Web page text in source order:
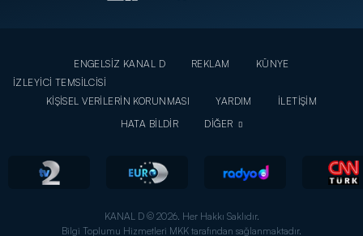
ENGELSİZ KANAL D REKLAM
KÜNYE
İZLEYİCİ TEMSİLCİSİ
KİŞİSEL VERİLERİN KORUNMASI
YARDIM
İLETİŞİM
HATA BİLDİR
DİĞER
KANAL D © 2026. Her Hakkı Saklıdır.
Bilgi Toplumu Hizmetleri MKK tarafından sağlanmaktadır.